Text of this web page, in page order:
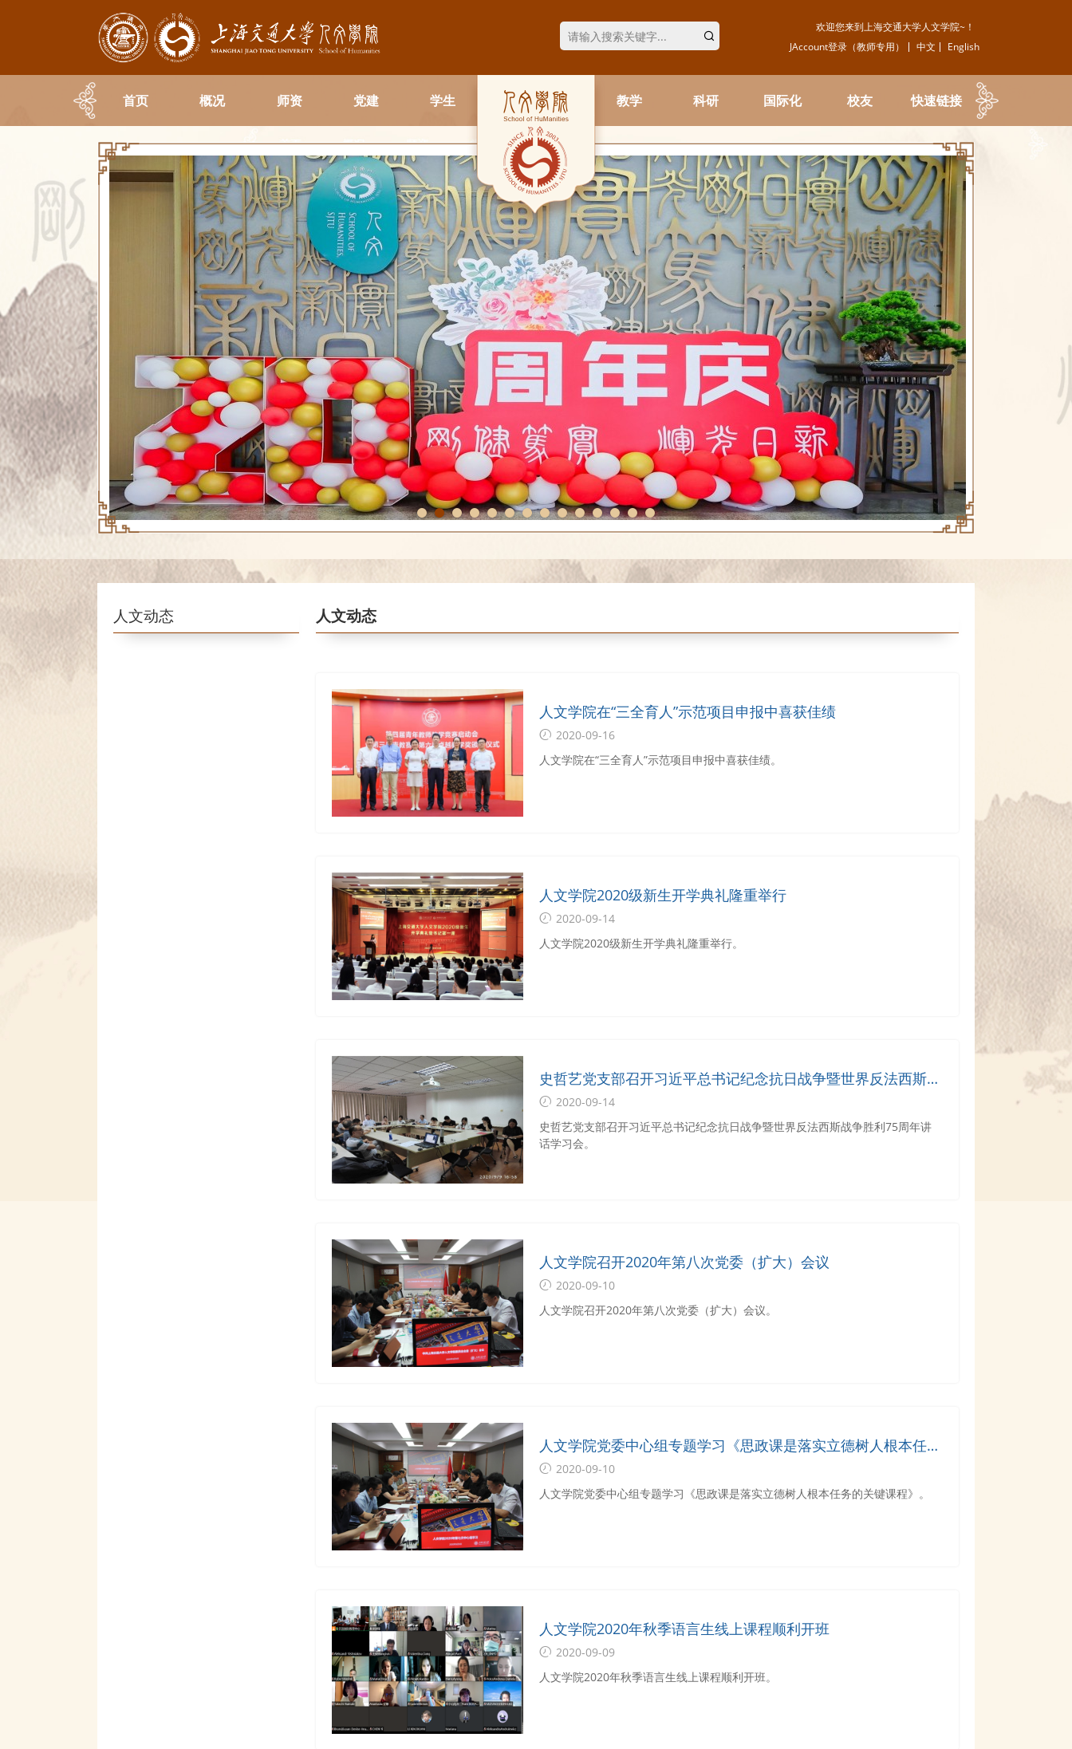
欢迎您来到上海交通大学人文学院~！
JAccount登录（教师专用）
中文 English
首页 概况 师资 党建 学生 教学 科研 国际化 校友 快速链接
1 2 3 4 5 6 7 8 9 10 11 12 13 14
人文动态 人文动态
人文学院在“三全育人”示范项目申报中喜获佳绩
2020-09-16
人文学院在“三全育人”示范项目申报中喜获佳绩。
人文学院2020级新生开学典礼隆重举行
2020-09-14
人文学院2020级新生开学典礼隆重举行。
史哲艺党支部召开习近平总书记纪念抗日战争暨世界反法西斯战
争胜利75周年讲话学习会
2020-09-14
史哲艺党支部召开习近平总书记纪念抗日战争暨世界反法西斯战争胜利75周年讲
话学习会。
人文学院召开2020年第八次党委（扩大）会议
2020-09-10
人文学院召开2020年第八次党委（扩大）会议。
人文学院党委中心组专题学习《思政课是落实立德树人根本任务
的关键课程》
2020-09-10
人文学院党委中心组专题学习《思政课是落实立德树人根本任务的关键课程》。
人文学院2020年秋季语言生线上课程顺利开班
2020-09-09
人文学院2020年秋季语言生线上课程顺利开班。